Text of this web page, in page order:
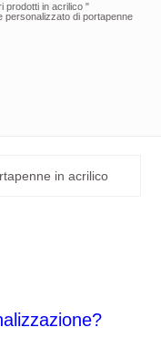
prodotti in acrilico "
personalizzato di portapenne